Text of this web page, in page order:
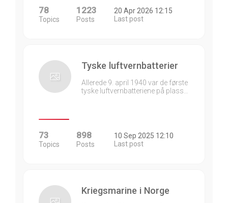
78
Topics
1223
Posts
20 Apr 2026 12:15
Last post
Tyske luftvernbatterier
Allerede 9. april 1940 var de første
tyske luftvernbatteriene på plass…
73
Topics
898
Posts
10 Sep 2025 12:10
Last post
Kriegsmarine i Norge